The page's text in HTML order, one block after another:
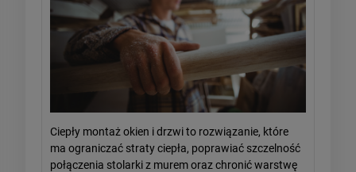
Ciepły montaż okien i drzwi to rozwiązanie, które
ma ograniczać straty ciepła, poprawiać szczelność
połączenia stolarki z murem oraz chronić warstwę